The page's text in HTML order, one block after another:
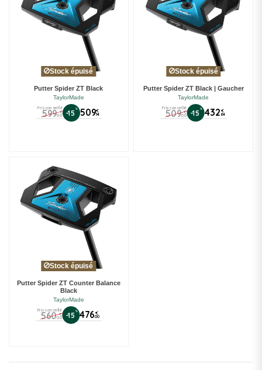
Stock épuisé
Putter Spider ZT Black
TaylorMade
Prix conseillé
599 €
00 -15 % 509€
14
Stock épuisé
Putter Spider ZT Black | Gaucher
TaylorMade
Prix conseillé
509 €
00 -15 % 432 €
64
Stock épuisé
Putter Spider ZT Counter Balance
Black
TaylorMade
Prix conseillé
560 €
00 -15 % 476 €
00